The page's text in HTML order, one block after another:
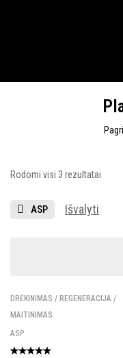
Rodomi visi 3 rezultatai
ASP Išvalyti
DRĖKINIMAS / REGENERACIJA /
MAITINIMAS
ASP